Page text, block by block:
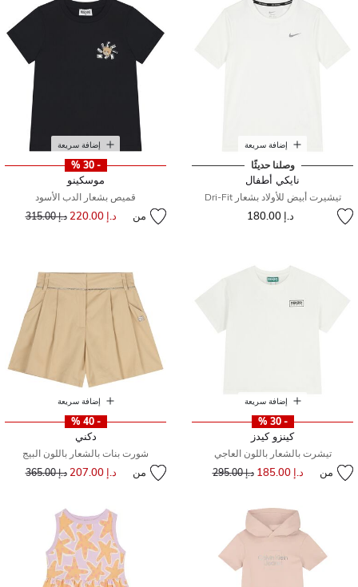
إضافة سريعة
وصلنا حديثًا
نايكي أطفال
تيشيرت أبيض للأولاد بشعار Dri-Fit
د.إ 180.00
إضافة سريعة
- 30 %
موسكينو
قميص بشعار الدب الأسود
من د.إ 220.00 سعر مخفض من
د.إ 315.00 إلى
إضافة سريعة
- 30 %
كينزو كيدز
تيشرت بالشعار باللون العاجي
من د.إ 185.00 سعر مخفض مند.إ 295.00
إضافة سريعة
- 40 %
دكني
شورت بنات بالشعار باللون البيج
من د.إ 207.00 سعر مخفض من
د.إ 365.00 إلى